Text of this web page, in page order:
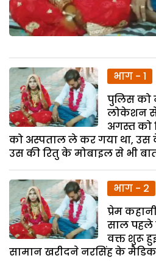
भाग - 1
पुलिस को
लोकेशन से
अगस्त को
को अस्पताल ले कर गया था,
उस की रितु के मोबाइल से भी
भाग - 2
प्रेम
साल पहले
वक्त शुरू
सामान खरीदने नरसिंह के